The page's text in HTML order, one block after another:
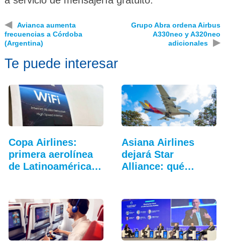
◀
Avianca aumenta
frecuencias a Córdoba
(Argentina)
Grupo Abra ordena Airbus
A330neo y A320neo
adicionales
▶
Te puede interesar
Copa Airlines:
primera aerolínea
de Latinoamérica…
Asiana Airlines
dejará Star
Alliance: qué